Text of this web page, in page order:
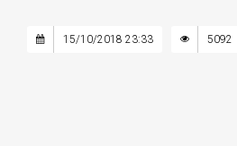
15/10/2018 23:33 5092